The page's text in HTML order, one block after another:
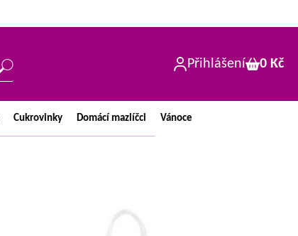
Přihlášení 0 Kč
Cukrovinky Domácí mazlíčci Vánoce